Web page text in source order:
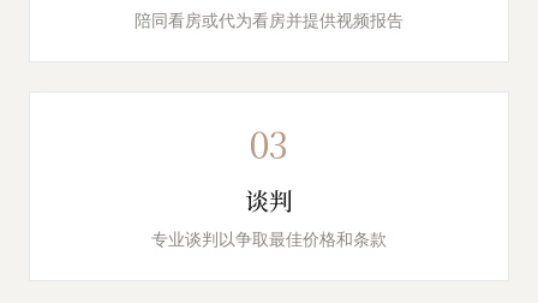
陪同看房或代为看房并提供视频报告
03
谈判
专业谈判以争取最佳价格和条款